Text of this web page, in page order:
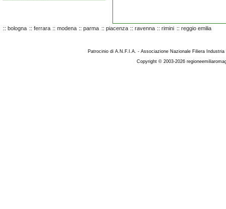
:: bologna :: ferrara :: modena :: parma :: piacenza :: ravenna :: rimini :: reggio emilia
Patrocinio di A.N.F.I.A. - Associazione Nazionale Filiera
Copyright © 2003-2026